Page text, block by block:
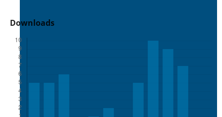
Downloads